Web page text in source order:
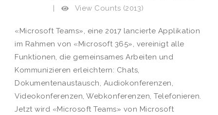
|
View Counts (2013)
«Microsoft Teams», eine 2017 lancierte Applikation
im Rahmen von «Microsoft 365», vereinigt alle
Funktionen, die gemeinsames Arbeiten und
Kommunizieren erleichtern: Chats,
Dokumentenaustausch, Audiokonferenzen,
Videokonferenzen, Webkonferenzen, Telefonieren.
Jetzt wird «Microsoft Teams» von Microsoft